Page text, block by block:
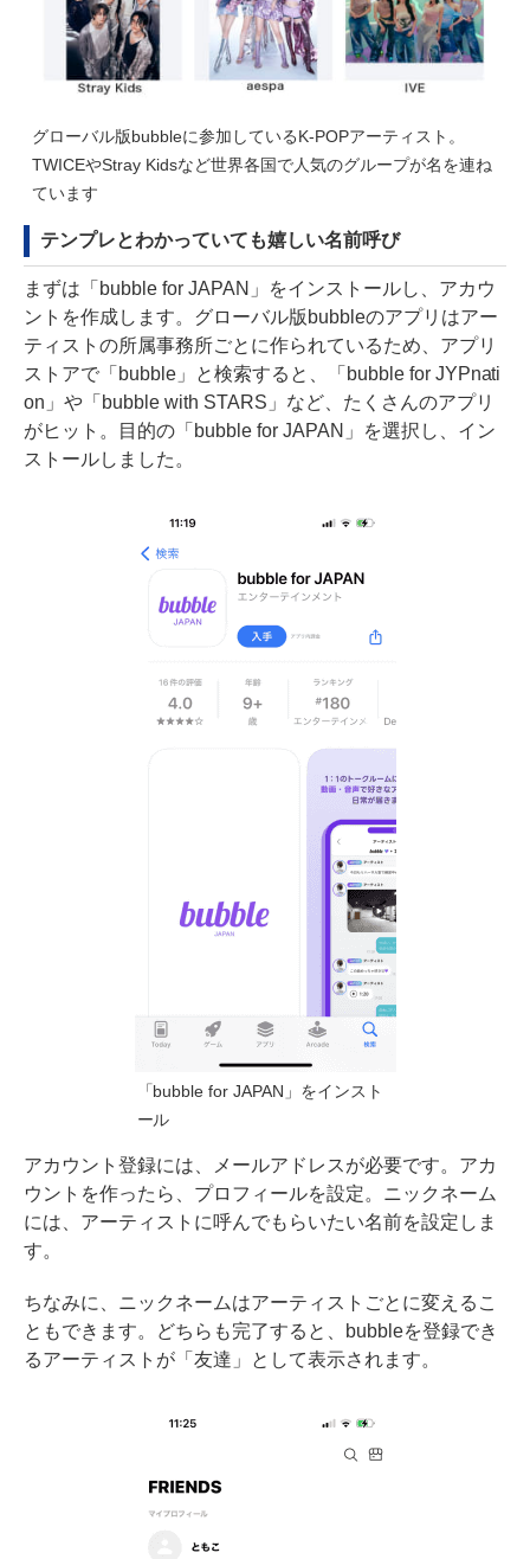
グローバル版bubbleに参加しているK-POPアーティスト。
TWICEやStray Kidsなど世界各国で人気のグループが名を連ね
ています
テンプレとわかっていても嬉しい名前呼び
まずは「bubble for JAPAN」をインストールし、アカウ
ントを作成します。グローバル版bubbleのアプリはアー
ティストの所属事務所ごとに作られているため、アプリ
ストアで「bubble」と検索すると、「bubble for JYPnati
on」や「bubble with STARS」など、たくさんのアプリ
がヒット。目的の「bubble for JAPAN」を選択し、イン
ストールしました。
「bubble for JAPAN」をインスト
ール
アカウント登録には、メールアドレスが必要です。アカ
ウントを作ったら、プロフィールを設定。ニックネーム
には、アーティストに呼んでもらいたい名前を設定しま
す。
ちなみに、ニックネームはアーティストごとに変えるこ
ともできます。どちらも完了すると、bubbleを登録でき
るアーティストが「友達」として表示されます。